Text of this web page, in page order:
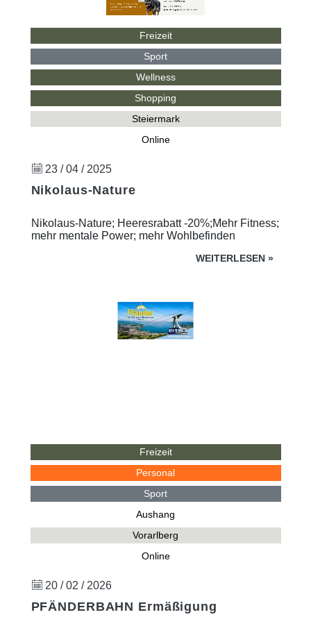
Freizeit
Sport
Wellness
Shopping
Steiermark
Online
23 / 04 / 2025
Nikolaus-Nature
Nikolaus-Nature; Heeresrabatt -20%;Mehr Fitness;
mehr mentale Power; mehr Wohlbefinden
WEITERLESEN »
Freizeit
Personal
Sport
Aushang
Vorarlberg
Online
20 / 02 / 2026
PFÄNDERBAHN Ermäßigung